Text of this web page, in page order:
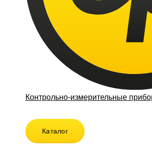
Контрольно-измерительные
Каталог